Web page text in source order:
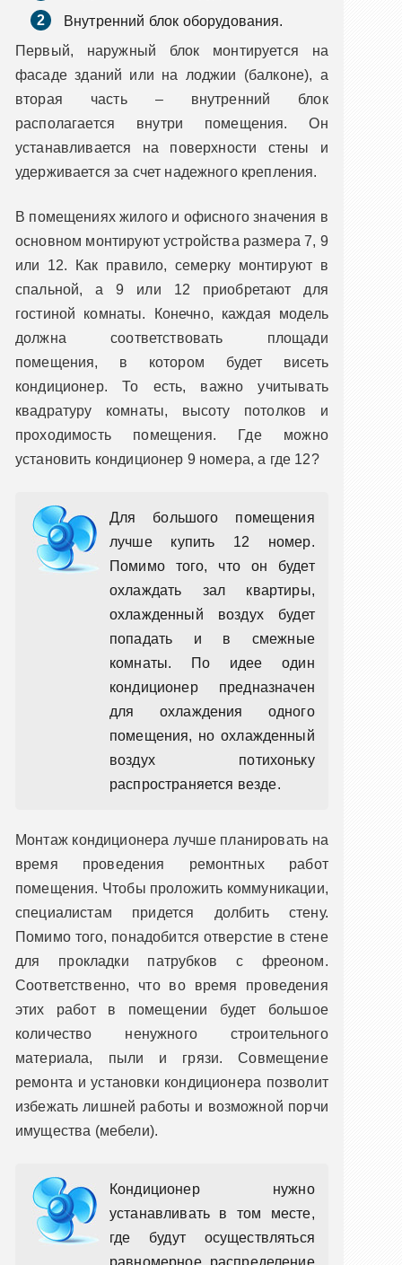
Внутренний блок оборудования.
Первый, наружный блок монтируется на
фасаде зданий или на лоджии (балконе), а
вторая часть – внутренний блок
располагается внутри помещения. Он
устанавливается на поверхности стены и
удерживается за счет надежного крепления.
В помещениях жилого и офисного значения в
основном монтируют устройства размера 7, 9
или 12. Как правило, семерку монтируют в
спальной, а 9 или 12 приобретают для
гостиной комнаты. Конечно, каждая модель
должна соответствовать площади
помещения, в котором будет висеть
кондиционер. То есть, важно учитывать
квадратуру комнаты, высоту потолков и
проходимость помещения. Где можно
установить кондиционер 9 номера, а где 12?
Для большого помещения
лучше купить 12 номер.
Помимо того, что он будет
охлаждать зал квартиры,
охлажденный воздух будет
попадать и в смежные
комнаты. По идее один
кондиционер предназначен
для охлаждения одного
помещения, но охлажденный
воздух потихоньку
распространяется везде.
Монтаж кондиционера лучше планировать на
время проведения ремонтных работ
помещения. Чтобы проложить коммуникации,
специалистам придется долбить стену.
Помимо того, понадобится отверстие в стене
для прокладки патрубков с фреоном.
Соответственно, что во время проведения
этих работ в помещении будет большое
количество ненужного строительного
материала, пыли и грязи. Совмещение
ремонта и установки кондиционера позволит
избежать лишней работы и возможной порчи
имущества (мебели).
Кондиционер нужно
устанавливать в том месте,
где будут осуществляться
равномерное распределение